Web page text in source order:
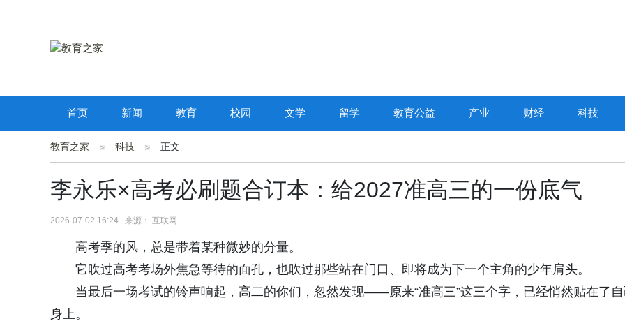
首页 新闻 教育 校园 文学 留学 教育公益 产业 财经 科技
教育之家 科技 正文
李永乐×高考必刷题合订本：给2027准高三的一份底气
2026-07-02 16:24 来源： 互联网
高考季的风，总是带着某种微妙的分量。
它吹过高考考场外焦急等待的面孔，也吹过那些站在门口、即将成为下一个主角的少年肩头。
当最后一场考试的铃声响起，高二的你们，忽然发现——原来“准高三”这三个字，已经悄然贴在了
身上。
沙龙：AI眼镜从“技